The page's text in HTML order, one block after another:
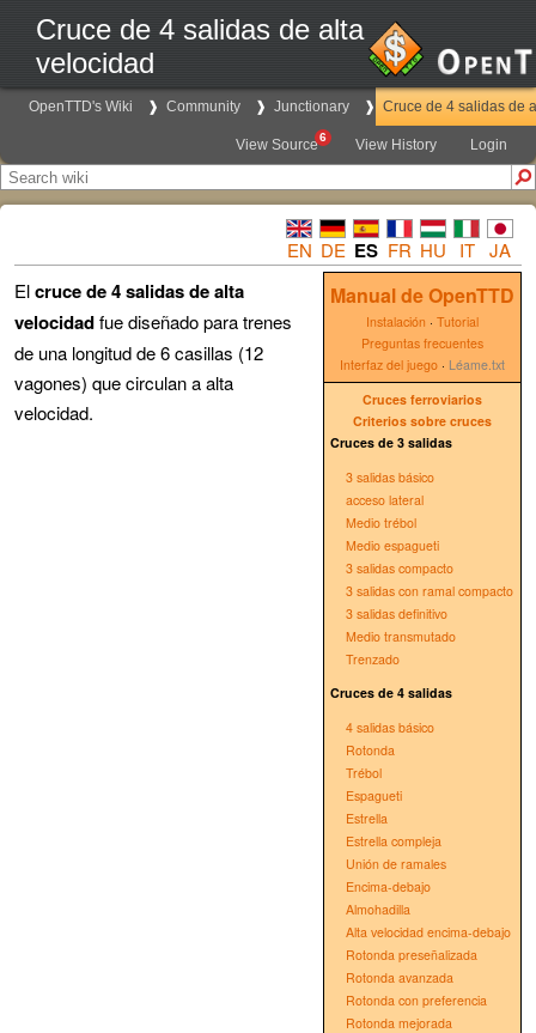
Cruce de 4 salidas de alta
velocidad
OpenTTD's Wiki Community Junctionary Cruce de 4 salidas de
View Source6 View History Login
EN DE ES FR HU IT JA
Manual de OpenTTD
Instalación · Tutorial
Preguntas frecuentes
Interfaz del juego · Léame.txt
Cruces ferroviarios
Criterios sobre cruces
Cruces de 3 salidas
3 salidas básico
acceso lateral
Medio trébol
Medio espagueti
3 salidas compacto
3 salidas con ramal compacto
3 salidas definitivo
Medio transmutado
Trenzado
Cruces de 4 salidas
4 salidas básico
Rotonda
Trébol
Espagueti
Estrella
Estrella compleja
Unión de ramales
Encima-debajo
Almohadilla
Alta velocidad encima-debajo
Rotonda preseñalizada
Rotonda avanzada
Rotonda con preferencia
Rotonda mejorada
Elcruce de 4 salidas de alta
velocidadfue diseñado para trenes
de una longitud de 6 casillas (12
vagones) que circulan a alta
velocidad.